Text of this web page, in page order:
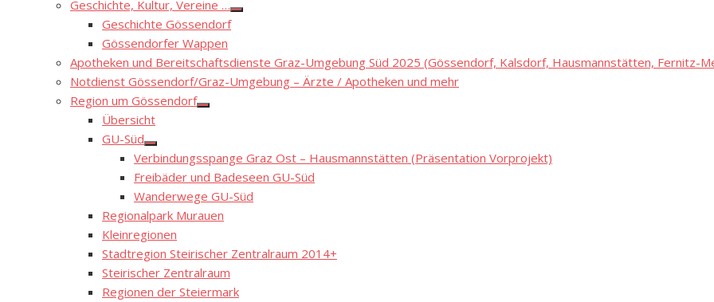
Geschichte, Kultur, Vereine …
Show
Geschichte Gössendorf
Gössendorfer Wappen
Apotheken und Bereitschaftsdienste Graz-Umgebung Süd 2025 (Gössendorf, Kalsdorf, Hausmannstätten, Fernitz-
Notdienst Gössendorf/Graz-Umgebung – Ärzte / Apotheken und mehr
Region um Gössendorf
Show
Übersicht
GU-Süd
Show
sub
menu
Verbindungsspange Graz Ost – Hausmannstätten (Präsentation Vorprojekt)
Freibäder und Badeseen GU-Süd
Wanderwege GU-Süd
Regionalpark Murauen
Kleinregionen
Stadtregion Steirischer Zentralraum 2014+
Steirischer Zentralraum
Regionen der Steiermark